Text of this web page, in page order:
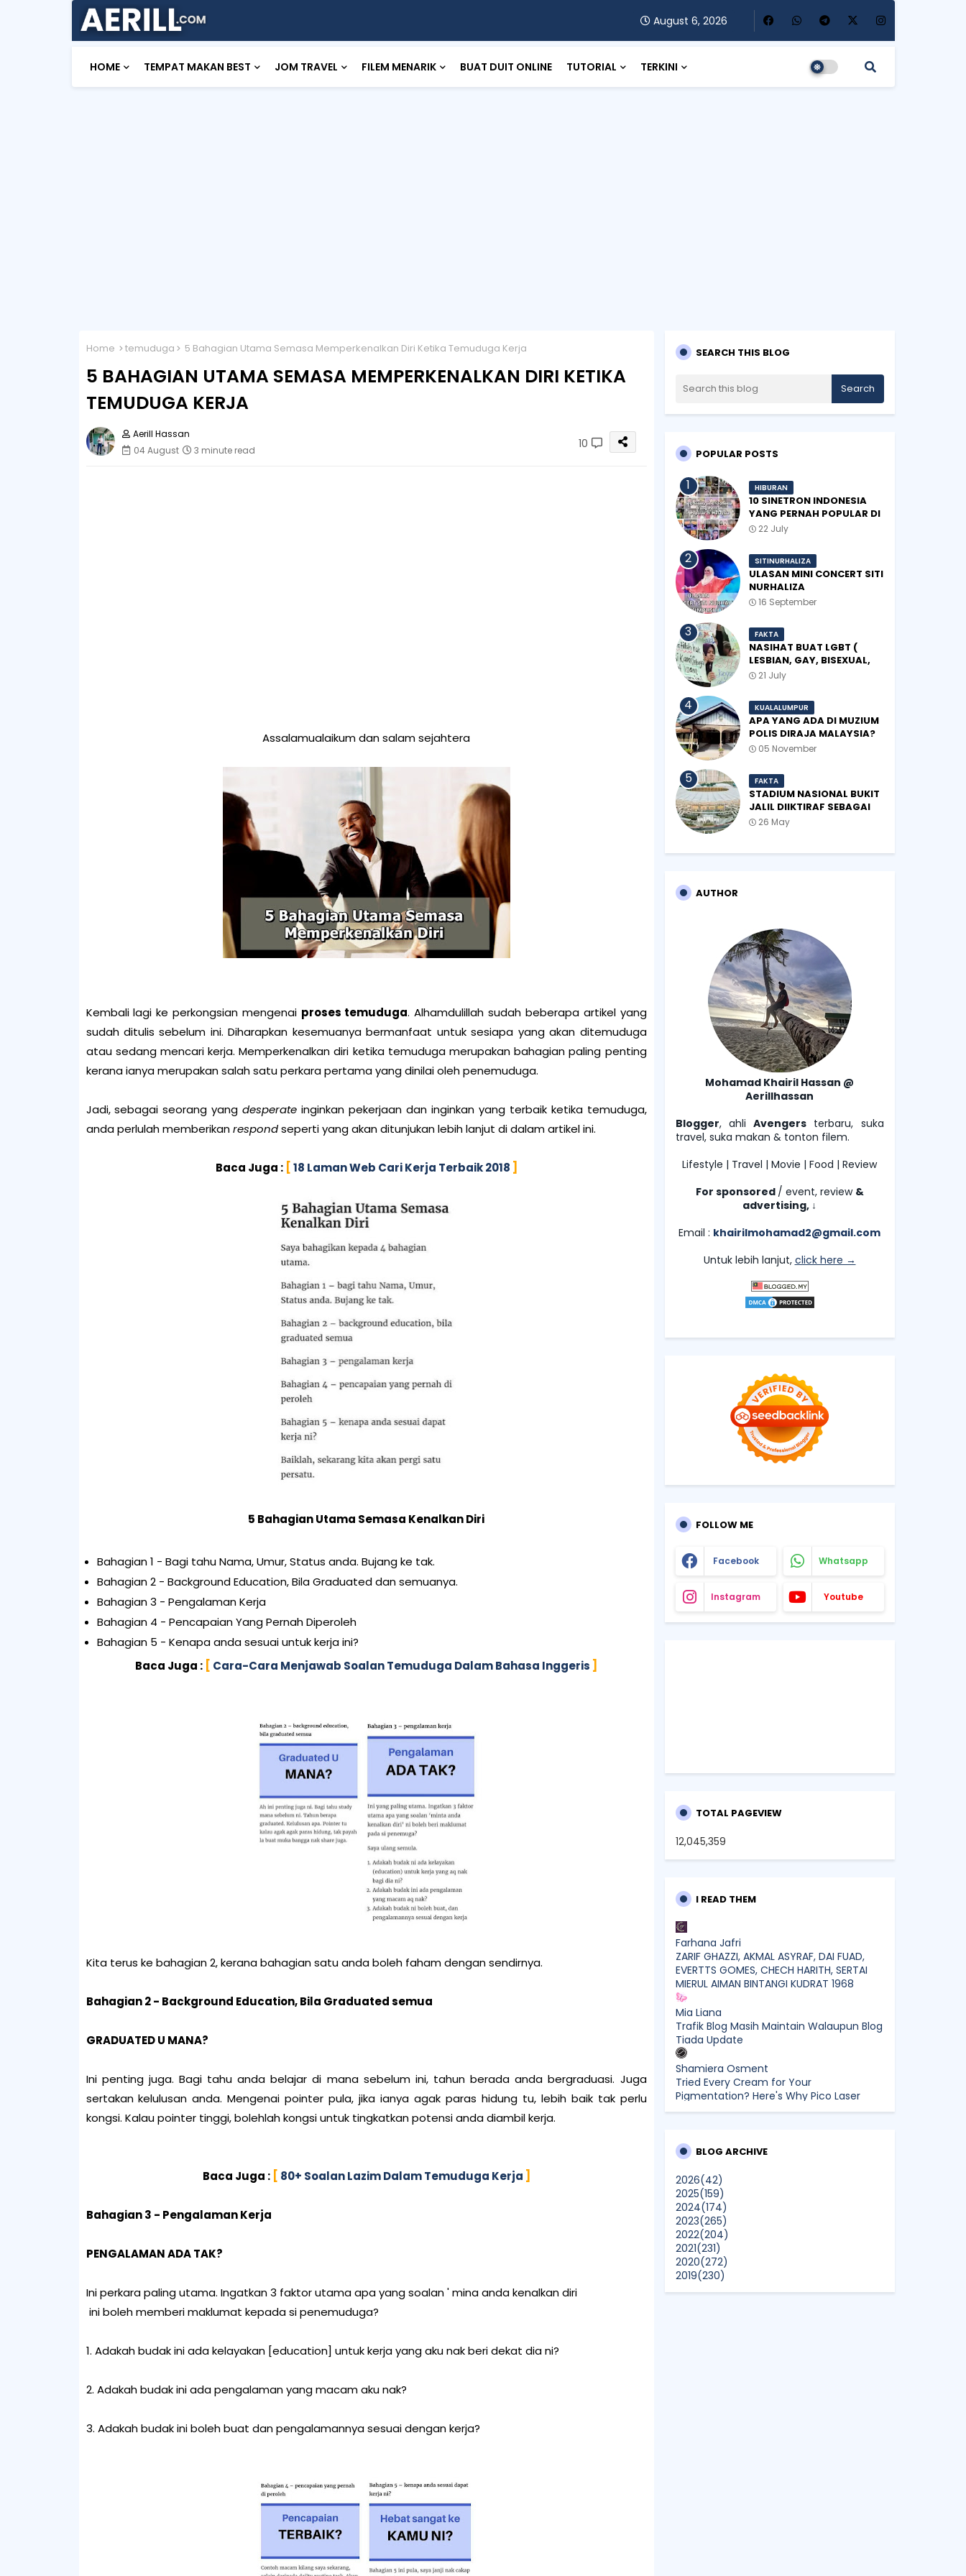
August 6, 2026
HOME TEMPAT MAKAN BEST JOM TRAVEL FILEM MENARIK BUAT DUIT ONLINE TUTORIAL TERKINI
Home temuduga 5 Bahagian Utama Semasa Memperkenalkan Diri Ketika Temuduga Kerja
5 BAHAGIAN UTAMA SEMASA MEMPERKENALKAN DIRI KETIKA
TEMUDUGA KERJA
Aerill Hassan
04 August
3 minute read 10
Assalamualaikum dan salam sejahtera
Kembali lagi ke perkongsian mengenai proses temuduga. Alhamdulillah sudah beberapa artikel yang
sudah ditulis sebelum ini. Diharapkan kesemuanya bermanfaat untuk sesiapa yang akan ditemuduga
atau sedang mencari kerja. Memperkenalkan diri ketika temuduga merupakan bahagian paling penting
kerana ianya merupakan salah satu perkara pertama yang dinilai oleh penemuduga.
Jadi, sebagai seorang yangdesperateinginkan pekerjaan dan inginkan yang terbaik ketika temuduga,
anda perlulah memberikanrespondseperti yang akan ditunjukan lebih lanjut di dalam artikel ini.
Baca Juga : [18 Laman Web Cari Kerja Terbaik 2018 ]
5 Bahagian Utama Semasa Kenalkan Diri
Bahagian 1 - Bagi tahu Nama, Umur, Status anda. Bujang ke tak.
Bahagian 2 - Background Education, Bila Graduated dan semuanya.
Bahagian 3 - Pengalaman Kerja
Bahagian 4 - Pencapaian Yang Pernah Diperoleh
Bahagian 5 - Kenapa anda sesuai untuk kerja ini?
Baca Juga : [ Cara-Cara Menjawab Soalan Temuduga Dalam Bahasa Inggeris ]
Kita terus ke bahagian 2, kerana bahagian satu anda boleh faham dengan sendirnya.
Bahagian 2 - Background Education, Bila Graduated semua
GRADUATED U MANA?
Ini penting juga. Bagi tahu anda belajar di mana sebelum ini, tahun berada anda bergraduasi. Juga
sertakan kelulusan anda. Mengenai pointer pula, jika ianya agak paras hidung tu, lebih baik tak perlu
kongsi. Kalau pointer tinggi, bolehlah kongsi untuk tingkatkan potensi anda diambil kerja.
Baca Juga : [ 80+ Soalan Lazim Dalam Temuduga Kerja ]
Bahagian 3 - Pengalaman Kerja
PENGALAMAN ADA TAK?
Ini perkara paling utama. Ingatkan 3 faktor utama apa yang soalan ' mina anda kenalkan diri
ini boleh memberi maklumat kepada si penemuduga?
1. Adakah budak ini ada kelayakan [education] untuk kerja yang aku nak beri dekat dia ni?
2. Adakah budak ini ada pengalaman yang macam aku nak?
3. Adakah budak ini boleh buat dan pengalamannya sesuai dengan kerja?
SEARCH THIS BLOG
POPULAR POSTS
HIBURAN
10 SINETRON INDONESIA
YANG PERNAH POPULAR DI
MALAYSIA
22 July
SITINURHALIZA
ULASAN MINI CONCERT SITI
NURHALIZA
#SHOPEEXSIMPLYSITI 2019
16 September
FAKTA
NASIHAT BUAT LGBT (
LESBIAN, GAY, BISEXUAL,
TRANSGENDER)
21 July
KUALALUMPUR
APA YANG ADA DI MUZIUM
POLIS DIRAJA MALAYSIA?
05 November
FAKTA
STADIUM NASIONAL BUKIT
JALIL DIIKTIRAF SEBAGAI
'STADIUM OF THE YEAR'.
26 May
AUTHOR
Mohamad Khairil Hassan @
Aerillhassan
Blogger, ahli Avengers terbaru, suka
travel, suka makan & tonton filem.
Lifestyle | Travel | Movie | Food | Review
For sponsored / event, review &
advertising, ↓
Email : khairilmohamad2@gmail.com
Untuk lebih lanjut, click here →
FOLLOW ME
Facebook Whatsapp
Instagram Youtube
TOTAL PAGEVIEW
12,045,359
I READ THEM
Farhana Jafri
ZARIF GHAZZI, AKMAL ASYRAF, DAI FUAD,
EVERTTS GOMES, CHECH HARITH, SERTAI
MIERUL AIMAN BINTANGI KUDRAT 1968
Mia Liana
Trafik Blog Masih Maintain Walaupun Blog
Tiada Update
Shamiera Osment
Tried Every Cream for Your
Pigmentation? Here's Why Pico Laser
Works Differently.
Malaysian Music Legend ~ Dato’ Khadijah
Doa” (A Mother’s Prayer) After 26 Years
SURIA AMANDA
Blog Kawan Kawan Kena Removed?
Why....
Show All
BLOG ARCHIVE
2026(42)
2025(159)
2024(174)
2023(265)
2022(204)
2021(231)
2020(272)
2019(230)
2018(496)